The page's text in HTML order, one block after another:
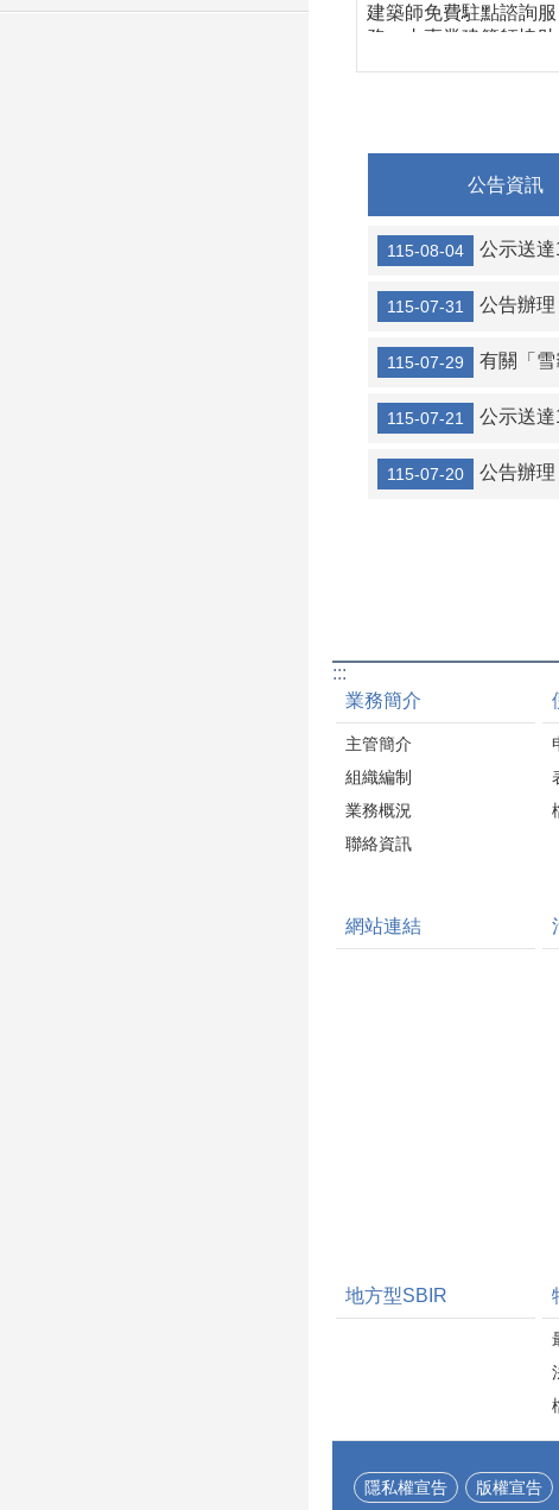
建築師免費駐點諮詢服
務，由專業建築師協助
捷高效的建築管理環
境。 若鄉親對建築物
有疑慮及問題需諮詢服
務，建請攜帶相關資料
於每周一、五早上9時30
分至11時30分至本府工
科）櫃檯，有專業建築
各位鄉親多加利用！
仍有未盡事宜，請逕洽
工商發展處：建築管理
科將竭誠為您服務。
公告資訊
115-08-04 公示送達111、112-
115-07-31 公告辦理「苗
115-07-29 有關「雪霸國
115-07-21 公示送達111、112-113
115-07-20 公告辦理「苗栗
:::
業務簡介
主管簡介
組織編制
業務概況
聯絡資訊
網站連結
地方型SBIR
隱私權宣告 版權宣告